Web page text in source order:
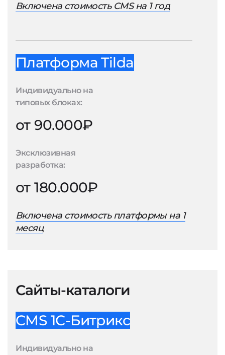
Включена стоимость CMS на 1 год
Платформа Tilda
Индивидуально на
типовых блоках:
от 90.000₽
Эксклюзивная
разработка:
от 180.000₽
Включена стоимость платформы на 1
месяц
Сайты-каталоги
CMS 1С-Битрикс
Индивидуально на